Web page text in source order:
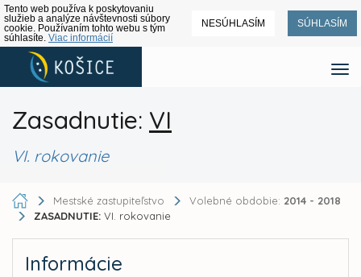
Tento web používa k poskytovaniu
služieb a analýze návštevnosti súbory
cookie. Používaním tohto webu s tým
súhlasíte. Viac informácií
NESÚHLASÍM SÚHLASÍM
Zasadnutie: VI
VI. rokovanie
Mestské zastupiteľstvo Volebné obdobie: 2014 - 2018
ZASADNUTIE: VI. rokovanie
Informácie